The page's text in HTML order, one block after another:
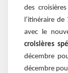
des
l’itinéraire
avec le
croisières
décembre
décembre